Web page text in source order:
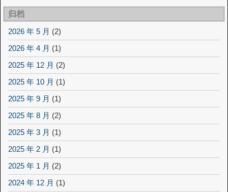
归档
2026 年 5 月 (2)
2026 年 4 月 (1)
2025 年 12 月 (2)
2025 年 10 月 (1)
2025 年 9 月 (1)
2025 年 8 月 (2)
2025 年 3 月 (1)
2025 年 2 月 (1)
2025 年 1 月 (2)
2024 年 12 月 (1)